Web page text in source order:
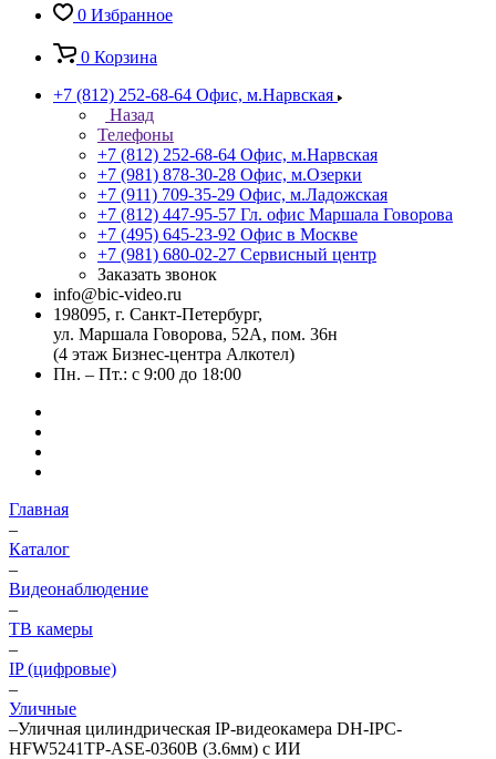
0 Избранное
0 Корзина
+7 (812) 252-68-64 Офис, м.Нарвская
Назад
Телефоны
+7 (812) 252-68-64 Офис, м.Нарвская
+7 (981) 878-30-28 Офис, м.Озерки
+7 (911) 709-35-29 Офис, м.Ладожская
+7 (812) 447-95-57 Гл. офис Маршала Говорова
+7 (495) 645-23-92 Офис в Москве
+7 (981) 680-02-27 Сервисный центр
Заказать звонок
info@bic-video.ru
198095, г. Санкт-Петербург,
ул. Маршала Говорова, 52А, пом. 36н
(4 этаж Бизнес-центра Алкотел)
Пн. – Пт.: с 9:00 до 18:00
Главная
–
Каталог
–
Видеонаблюдение
–
ТВ камеры
–
IP (цифровые)
–
Уличные
–Уличная цилиндрическая IP-видеокамера DH-IPC-
HFW5241TP-ASE-0360B (3.6мм) с ИИ